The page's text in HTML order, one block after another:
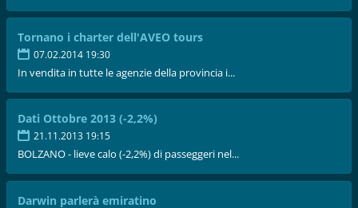
Tornano i charter dell'AVEO tours
07.02.2014 19:30
In vendita in tutte le agenzie della provincia i...
Dati Ottobre 2013 (-2,2%)
21.11.2013 19:15
BOLZANO - lieve calo (-2,2%) di passeggeri nel...
Darwin parlerà emiratino